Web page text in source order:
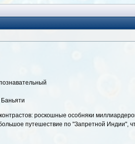
роскошные особняки
путешествие по "Запретной Индии",